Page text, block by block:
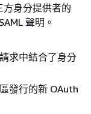
身分提供者的
聲明。
請求中結合了身分
發行的新 OAuth